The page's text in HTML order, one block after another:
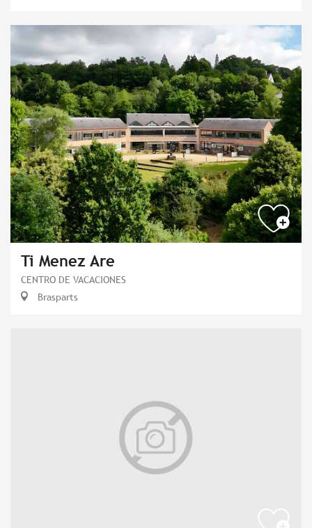
Ti Menez Are
CENTRO DE VACACIONES
Brasparts